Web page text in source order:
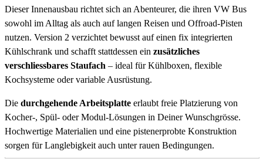
Dieser Innenausbau richtet sich an Abenteurer, die ihren VW Bus
sowohl im Alltag als auch auf langen Reisen und Offroad-Pisten
nutzen. Version 2 verzichtet bewusst auf einen fix integrierten
Kühlschrank und schafft stattdessen ein zusätzliches
verschliessbares Staufach – ideal für Kühlboxen, flexible
Kochsysteme oder variable Ausrüstung.
Die durchgehende Arbeitsplatte erlaubt freie Platzierung von
Kocher-, Spül- oder Modul-Lösungen in Deiner Wunschgrösse.
Hochwertige Materialien und eine pistenerprobte Konstruktion
sorgen für Langlebigkeit auch unter rauen Bedingungen.